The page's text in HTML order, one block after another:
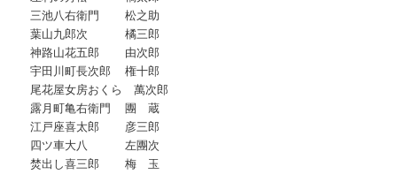
三池八右衛門 松之助
葉山九郎次 橘三郎
神路山花五郎 由次郎
宇田川町長次郎 権十郎
尾花屋女房おくら 萬次郎
露月町亀右衛門 團 蔵
江戸座喜太郎 彦三郎
四ツ車大八 左團次
焚出し喜三郎 梅 玉